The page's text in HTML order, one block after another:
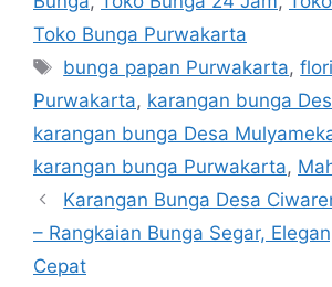
Toko Bunga Purwakarta
bunga papan Purwakarta,
Purwakarta, karangan bunga
karangan bunga Desa
karangan bunga Purwakarta,
Karangan Bunga Desa
– Rangkaian Bunga Segar,
Cepat